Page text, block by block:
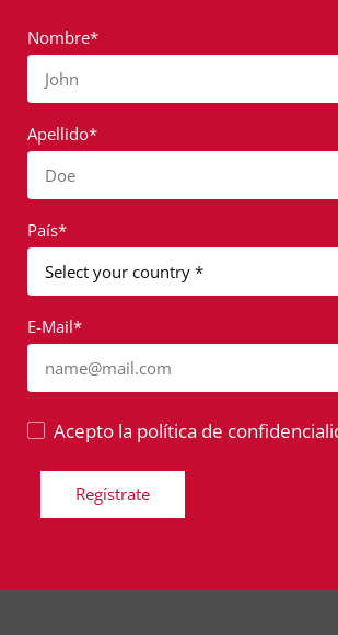
Nombre*
John
Apellido*
Doe
País*
E-Mail*
name@mail.com
Acepto la política de
Regístrate